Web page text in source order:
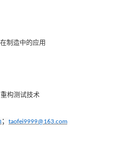
制造中的应用
构测试技术
； taofei9999@163.com